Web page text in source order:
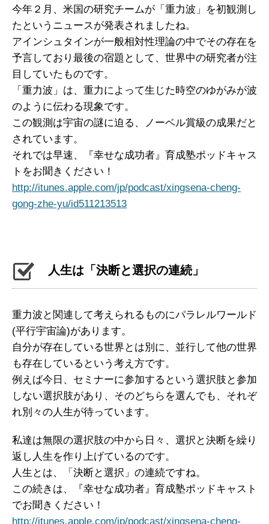
今年２月、米国の研究チームが「重力波」を初観測し
たというニュースが発表されましたね。
アインシュタインが一般相対性理論の中でその存在を
予言しており最後の宿題として、世界中の研究者が注
目していたものです。
「重力波」は、重力によって生じた時空のゆがみが波
のように伝わる現象です。
この観測は宇宙の謎に迫る、ノーベル賞級の成果だと
されています。
それでは早速、『幸せな成功者』育成塾ポッドキャス
トをお聞きください！
http://itunes.apple.com/jp/podcast/xingsena-cheng-
gong-zhe-yu/id511213513
人生は「決断と選択の連続」
重力波と関連して考えられるものにパラレルワールド
(平行宇宙論)があります。
自分が存在している世界とは別に、並行して他の世界
も存在しているという考え方です。
例えば今日、セミナーに参加するという選択肢と参加
しない選択肢があり、そのどちらを選んでも、それぞ
れ別々の人生が待っています。
私達は無限の選択肢の中から日々、選択と決断を繰り
返し人生を作り上げているのです。
人生とは、「決断と選択」の連続ですね。
この続きは、『幸せな成功者』育成塾ポッドキャスト
でお聞きください！
http://itunes.apple.com/jp/podcast/xingsena-cheng-